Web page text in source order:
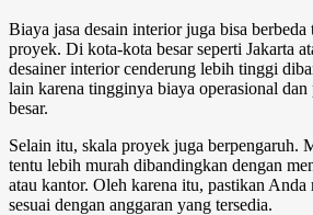
Biaya jasa desain interior juga bisa berbeda
proyek. Di kota-kota besar seperti Jakarta
desainer interior cenderung lebih tinggi
lain karena tingginya biaya operasional
besar.
Selain itu, skala proyek juga berpengaruh.
tentu lebih murah dibandingkan dengan
atau kantor. Oleh karena itu, pastikan
sesuai dengan anggaran yang tersedia.